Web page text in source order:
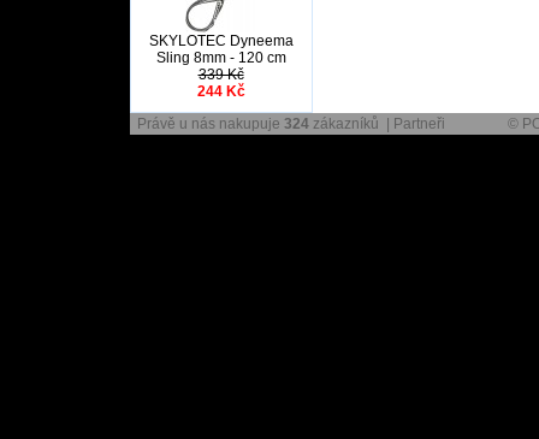
SKYLOTEC Dyneema
Sling 8mm - 120 cm
339 Kč
244 Kč
Právě u nás nakupuje 324zákazníků | Partneři ©